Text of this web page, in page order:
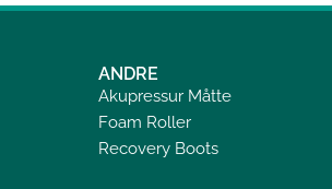
ANDRE
Akupressur Måtte
Foam Roller
Recovery Boots